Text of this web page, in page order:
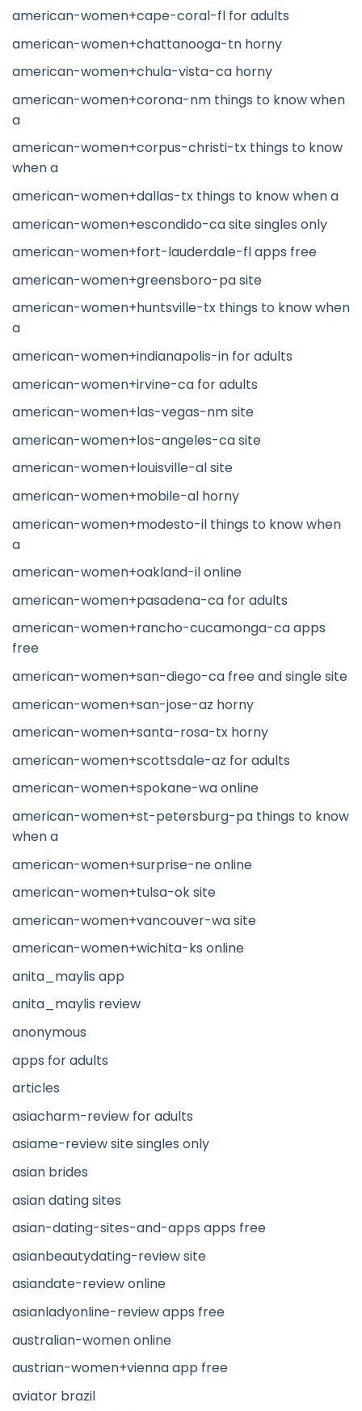
american-women+cape-coral-fl for adults
american-women+chattanooga-tn horny
american-women+chula-vista-ca horny
american-women+corona-nm things to know when
a
american-women+corpus-christi-tx things to know
when a
american-women+dallas-tx things to know when a
american-women+escondido-ca site singles only
american-women+fort-lauderdale-fl apps free
american-women+greensboro-pa site
american-women+huntsville-tx things to know when
a
american-women+indianapolis-in for adults
american-women+irvine-ca for adults
american-women+las-vegas-nm site
american-women+los-angeles-ca site
american-women+louisville-al site
american-women+mobile-al horny
american-women+modesto-il things to know when
a
american-women+oakland-il online
american-women+pasadena-ca for adults
american-women+rancho-cucamonga-ca apps
free
american-women+san-diego-ca free and single site
american-women+san-jose-az horny
american-women+santa-rosa-tx horny
american-women+scottsdale-az for adults
american-women+spokane-wa online
american-women+st-petersburg-pa things to know
when a
american-women+surprise-ne online
american-women+tulsa-ok site
american-women+vancouver-wa site
american-women+wichita-ks online
anita_maylis app
anita_maylis review
anonymous
apps for adults
articles
asiacharm-review for adults
asiame-review site singles only
asian brides
asian dating sites
asian-dating-sites-and-apps apps free
asianbeautydating-review site
asiandate-review online
asianladyonline-review apps free
australian-women online
austrian-women+vienna app free
aviator brazil